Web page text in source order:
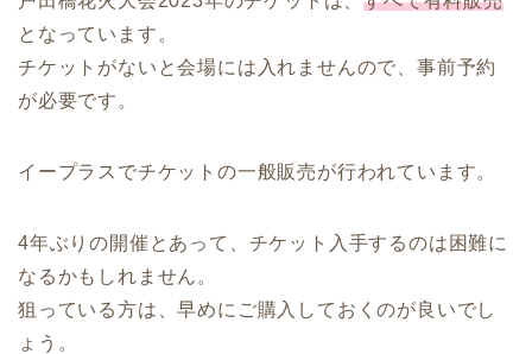
となっています。
チケットがないと会場には入れませんので、事前予約
が必要です。
イープラスでチケットの一般販売が行われています。
4年ぶりの開催とあって、チケット入手するのは困難に
なるかもしれません。
狙っている方は、早めにご購入しておくのが良いでし
ょう。